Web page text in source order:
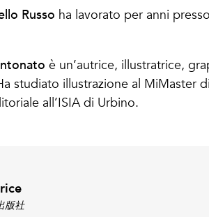
William – Pintonato, Camilla
Russo ha lavorato per anni
è un’autrice, illustratrice,
studiato illustrazione al MiMaster
all’ISIA di Urbino.
版社